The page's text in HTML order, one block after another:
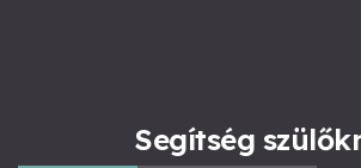
Segítség